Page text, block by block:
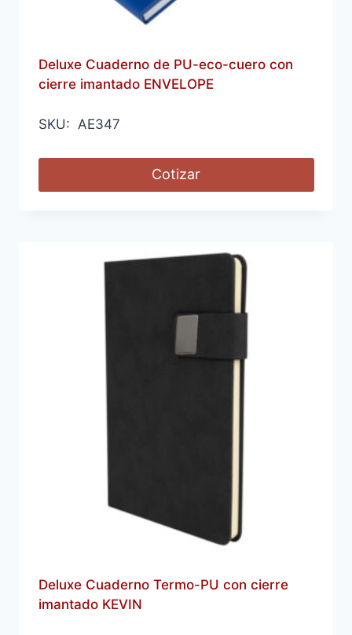
Deluxe Cuaderno de PU-eco-cuero con
cierre imantado ENVELOPE
SKU: AE347
Cotizar
Deluxe Cuaderno Termo-PU con cierre
imantado KEVIN